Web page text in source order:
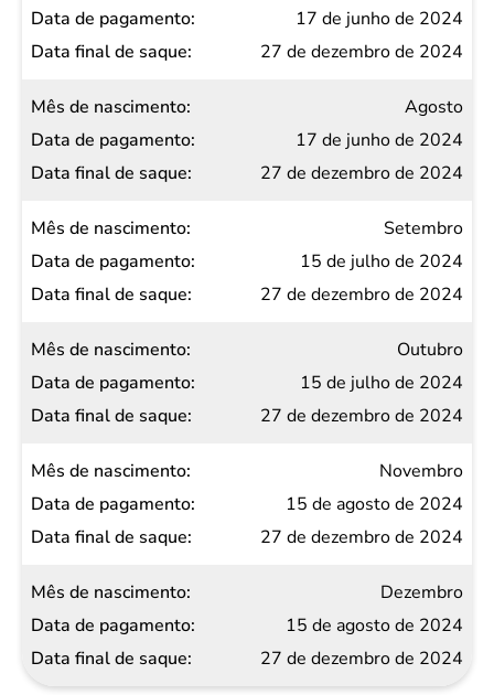
17 de junho de 2024
27 de dezembro de 2024
Agosto
17 de junho de 2024
27 de dezembro de 2024
Setembro
15 de julho de 2024
27 de dezembro de 2024
Outubro
15 de julho de 2024
27 de dezembro de 2024
Novembro
15 de agosto de 2024
27 de dezembro de 2024
Dezembro
15 de agosto de 2024
27 de dezembro de 2024